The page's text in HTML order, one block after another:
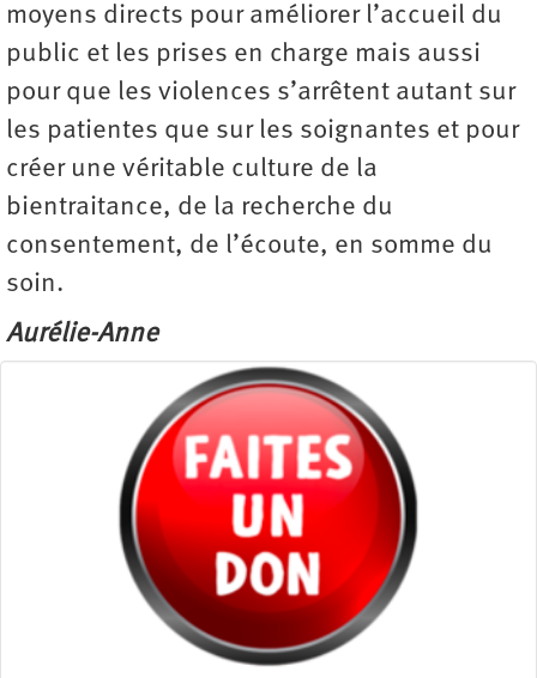
moyens directs pour améliorer l’accueil du
public et les prises en charge mais aussi
pour que les violences s’arrêtent autant sur
les patientes que sur les soignantes et pour
créer une véritable culture de la
bientraitance, de la recherche du
consentement, de l’écoute, en somme du
soin.
Aurélie-Anne